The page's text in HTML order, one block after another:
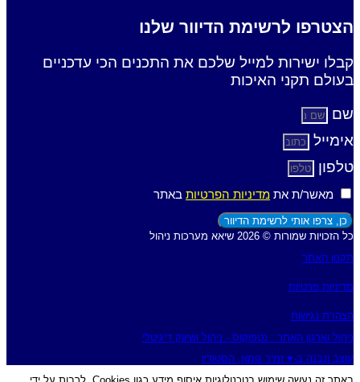
הצטרפו לרשימת הדיוור שלנו
קבלו ישירות למייל שלכם את התכנים הכי עדכניים
בעולם תקני האיכות
שם
אימייל
טלפון
מאשר/ת את מדיניות הפרטיות באתר
כן, צרפו אותי לרשימת הדיוור
כל הזכויות שמורות © 2026 שיאא מערכות ניהול
תקנון האתר
מדיניות פרטיות
הצהרת נגישות
ניהול וארגון האתר : נטפוקוס - ניהול ושיווק דיגיטלי
עוצב ונבנה ב-♥︎ זמיר גומא, הסטודיו